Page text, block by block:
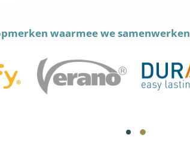
waarmee we samenwerken